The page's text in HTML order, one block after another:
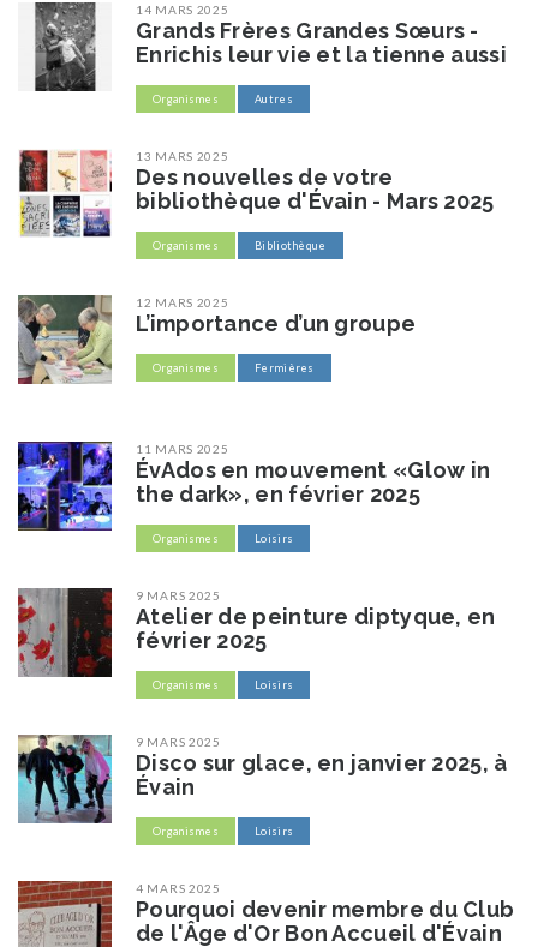
14 MARS 2025
Grands Frères Grandes Sœurs -
Enrichis leur vie et la tienne aussi
Organismes Autres
13 MARS 2025
Des nouvelles de votre
bibliothèque d'Évain - Mars 2025
Organismes Bibliothèque
12 MARS 2025
L’importance d’un groupe
Organismes Fermières
11 MARS 2025
ÉvAdos en mouvement «Glow in
the dark», en février 2025
Organismes Loisirs
9 MARS 2025
Atelier de peinture diptyque, en
février 2025
Organismes Loisirs
9 MARS 2025
Disco sur glace, en janvier 2025, à
Évain
Organismes Loisirs
4 MARS 2025
Pourquoi devenir membre du Club
de l'Âge d'Or Bon Accueil d'Évain